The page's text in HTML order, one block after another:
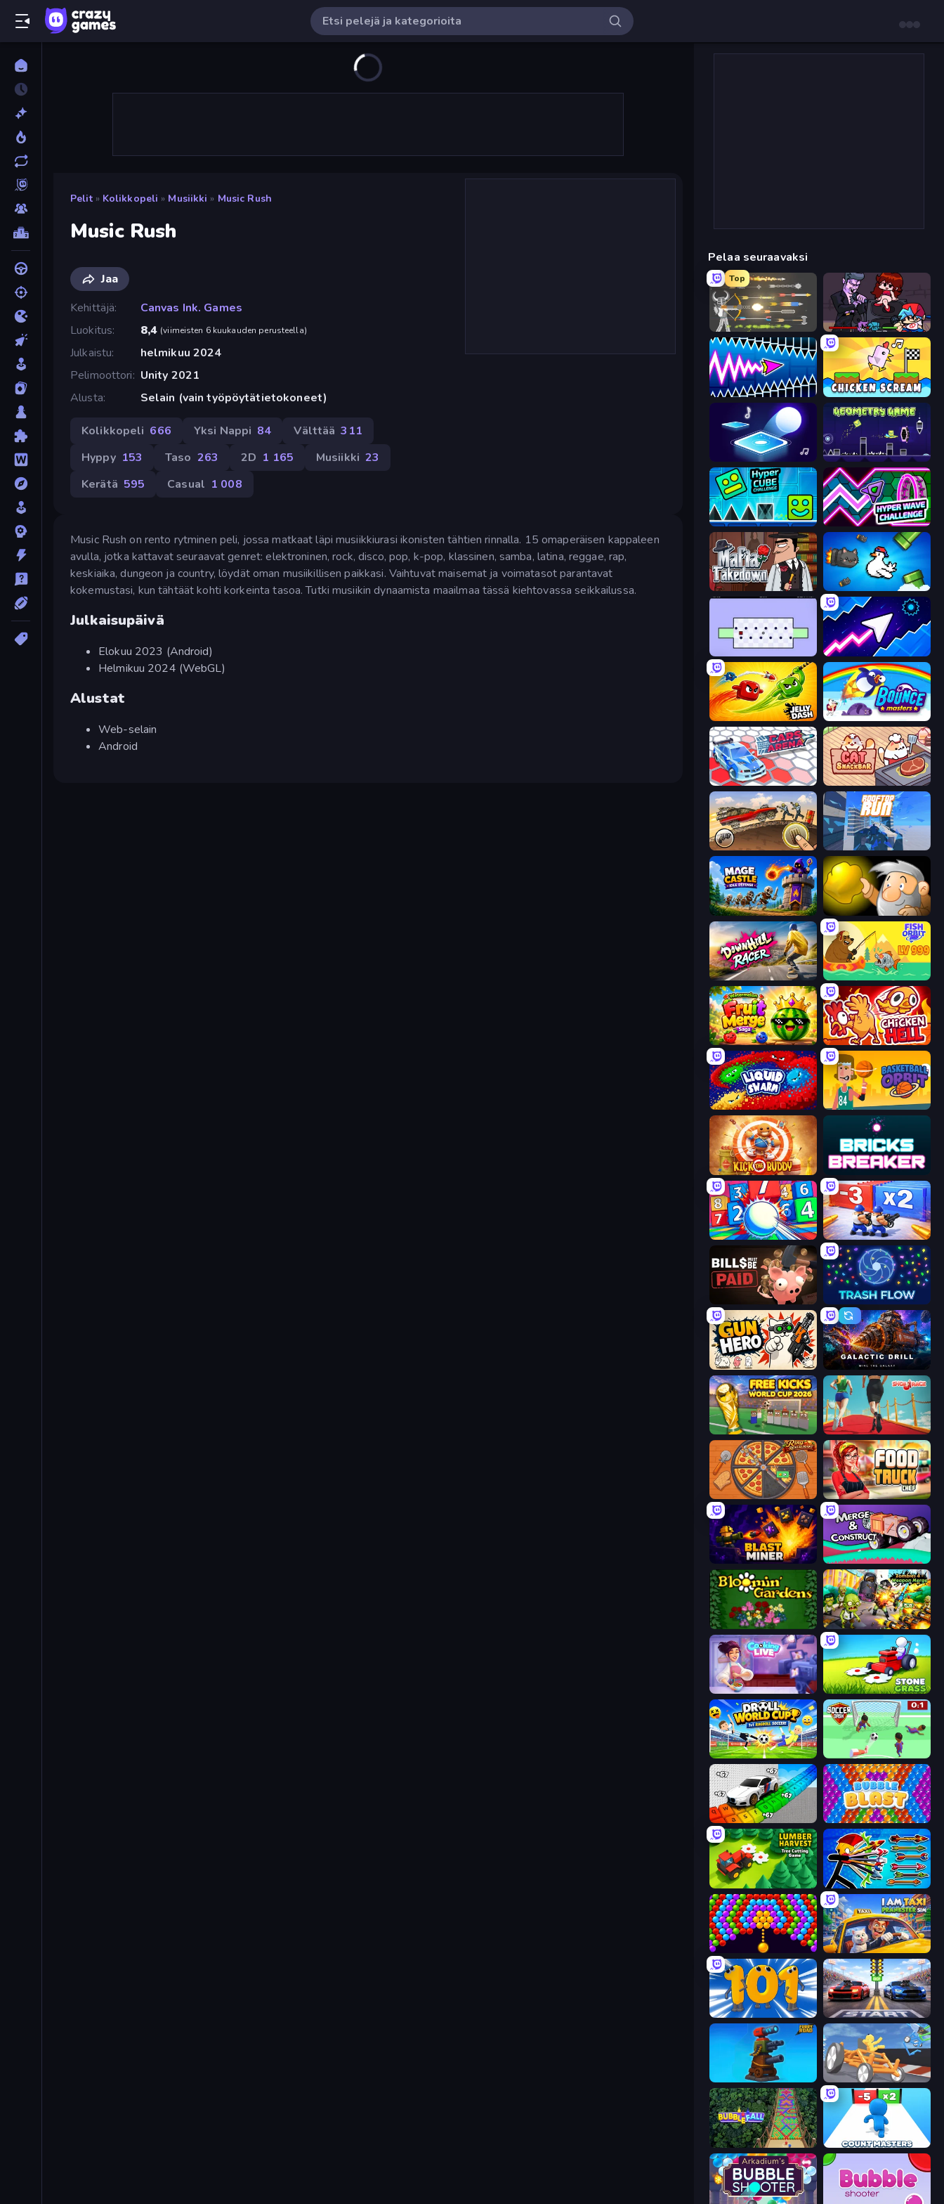
Pelit » Kolikkopeli » Musiikki » Music Rush
Music Rush
Jaa
Kehittäjä
Canvas Ink. Games
Luokitus
8,4 (viimeisten 6 kuukauden perusteella)
Julkaistu
helmikuu 2024
Pelimoottori
Unity 2021
Alusta
Selain (vain työpöytätietokoneet)
Kolikkopeli 666 Yksi Nappi 84 Välttää 311
Hyppy 153 Taso 263 2D 1 165 Musiikki 23
Kerätä 595 Casual 1 008
Music Rush on rento rytminen peli, jossa matkaat läpi musiikkiurasi ikonisten tähtien rinnalla. 15 omaperäisen kappaleen
avulla, jotka kattavat seuraavat genret: elektroninen, rock, disco, pop, k-pop, klassinen, samba, latina, reggae, rap,
keskiaika, dungeon ja country, löydät oman musiikillisen paikkasi. Vaihtuvat maisemat ja voimatasot parantavat
kokemustasi, kun tähtäät kohti korkeinta tasoa. Tutki musiikin dynaamista maailmaa tässä kiehtovassa seikkailussa.
Julkaisupäivä
Elokuu 2023 (Android)
Helmikuu 2024 (WebGL)
Alustat
Web-selain
Android
Pelaa seuraavaksi
Top
Ragdoll Archers Friday Night Funkin'
Wave Dash: Geometry Arrow Chicken Scream
Tile Jumper 3D Geometry Game
Hyper Cube Challenge Hyper Wave Challenge
Mafia Takedown Honk
World's Hardest Game Space Waves
Jelly Dash Bouncemasters
Cars Arena Cat Snack Bar
Earn to Die: Zombie Ride Rooftop Run
Mage Castle Idle Defense Gold Miner
Downhill Racer Fish Orbit
Watermelon Fruit Merge Saga Chicken Hell
Liquid Swarm Basketball Orbit
Kick the Buddy Bricks Breaker
Entropy Battle Brigade
Bills Must Be Paid Trash Flow
Gun Hero: Cat Survival Galactic Drill
Free Kicks World Cup 2026 Shoe Race
Ring Restaurant Food Truck Chef™: A Fun Cooking Game
Blast Miner Merge & Construct
Blooming Gardens Zombies 4 Weapon Merge
Cooking Live Stone Grass: Mowing Simulator
Droll World Cup Soccer Dash
Bubble Blast
Lumber Harvest: Tree Cutting Game Archer Ragdoll Masters
Bubble Story I Am Taxi Prankster Sim
Numbers Arena Street Racer 2
Furry Road Draw Crash Race
Bubble Fall